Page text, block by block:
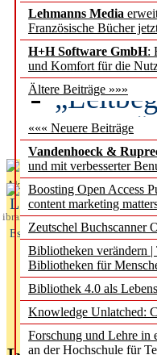
Lehmanns Media
Französische Bücher
H+H Software GmbH:
und Komfort für die
Ältere Beiträge »»»
««« Neuere Beiträge
Vandenhoeck &
und mit verbesserter
Boosting Open Access
content marketing
Zeutschel Buchscanner
Bibliotheken verändern
Bibliotheken für
Bibliothek 4.0 als
Knowledge Unlatched:
Forschung und Lehre in
an der Hochschule für
besser
des
Aktuelles aus
L
ibrary
Essentials